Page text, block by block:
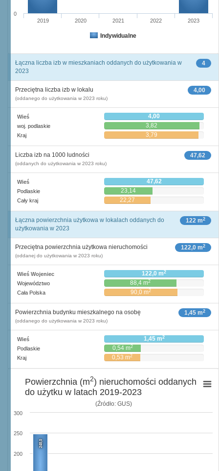
Indywidualne
2019 2020 2021 2022 2023
0
4
Łączna liczba izb w mieszkaniach oddanych do użytkowania w
2023
4,00
Przeciętna liczba izb w lokalu
(oddanego do użytkowania w 2023 roku)
Wieś 4,00
woj. podlaskie 3,82
Kraj 3,79
47,62
Liczba izb na 1000 ludności
(oddanych do użytkowania w 2023 roku)
Wieś 47,62
Podlaskie 23,14
Cały kraj 22,27
122 m2
Łączna powierzchnia użytkowa w lokalach oddanych do
użytkowania w 2023
122,0 m2
Przeciętna powierzchnia użytkowa nieruchomości
(oddanej do użytkowania w 2023 roku)
Wieś Wojeniec 122,0 m2
Województwo 88,4 m2
Cała Polska 90,0 m2
1,45 m2
Powierzchnia budynku mieszkalnego na osobę
(oddanego do użytkowania w 2023 roku)
Wieś 1,45 m2
Podlaskie 0,54 m2
Kraj 0,53 m2
(Źródło: GUS)
248,0
200
250
300
Powierzchnia (m2) nieruchomości oddanych
do użytku w latach 2019-2023